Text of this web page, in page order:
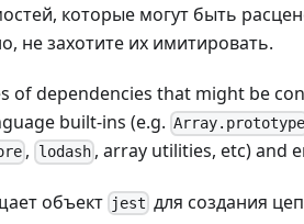
которые могут быть
не захотите их имитировать.
of dependencies that might be
built-ins (e.g. Array.prototype
, lodash, array utilities, etc) and
объект jest для создания